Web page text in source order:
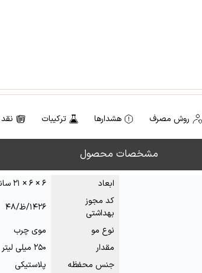
روش مصرف هشدارها ترکیبات
مشخصات محصول
ابعاد
۶ × ۶ × ۲۱ سانتیمتر
کد مجوز
بهداشتی
۱۴۲۶/ظ/۴۸
نوع مو
موی چرب
مقدار
۲۵۰ میلی لیتر
جنس محفظه
پلاستیکی